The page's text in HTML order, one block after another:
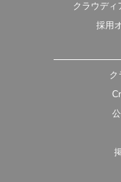
クラウディ
採用
ク